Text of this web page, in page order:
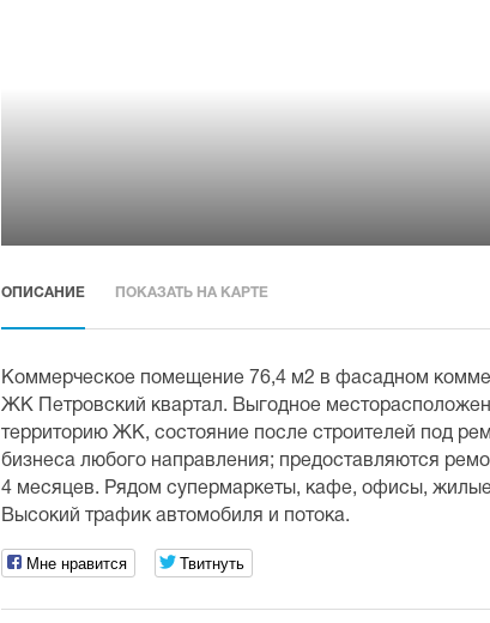
ОПИСАНИЕ ПОКАЗАТЬ НА КАРТЕ
Коммерческое помещение 76,4 м2 в фасадном
ЖК Петровский квартал. Выгодное
территорию ЖК, состояние после строителей под
бизнеса любого направления; предоставляются
4 месяцев. Рядом супермаркеты, кафе, офисы, жилые
Высокий трафик автомобиля и потока.
Мне нравится Твитнуть